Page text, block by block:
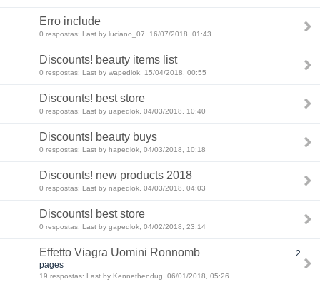
Erro include
0 respostas: Last by luciano_07, 16/07/2018, 01:43
Discounts! beauty items list
0 respostas: Last by wapedlok, 15/04/2018, 00:55
Discounts! best store
0 respostas: Last by uapedlok, 04/03/2018, 10:40
Discounts! beauty buys
0 respostas: Last by hapedlok, 04/03/2018, 10:18
Discounts! new products 2018
0 respostas: Last by napedlok, 04/03/2018, 04:03
Discounts! best store
0 respostas: Last by gapedlok, 04/02/2018, 23:14
Effetto Viagra Uomini Ronnomb
2
pages
19 respostas: Last by Kennethendug, 06/01/2018, 05:26